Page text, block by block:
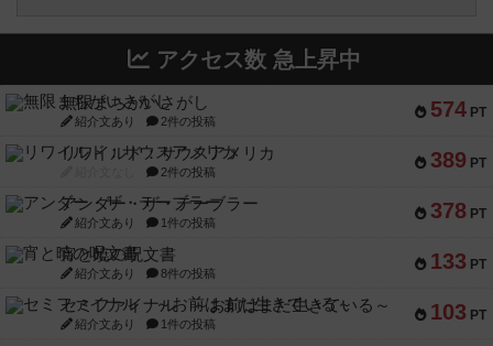
アクセス数 急上昇中
574 PT
無限まちがいさがし
紹介文あり 2件の投稿
389 PT
リワイルド：サウスアメリカ
2件の投稿
378 PT
アンダー・ザ・テーブラー
紹介文あり 1件の投稿
133 PT
宵と暁の呪文書
紹介文あり 8件の投稿
103 PT
セミファイナル ～お前はまだ生きている～
紹介文あり 1件の投稿